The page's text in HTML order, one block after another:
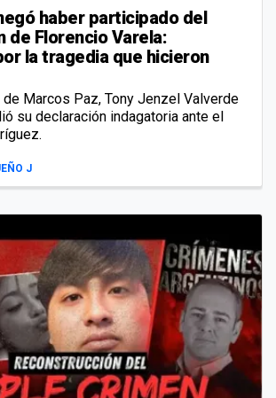
haber participado del
de Florencio Varela:
la tragedia que hicieron
de Marcos Paz, Tony Jenzel Valverde
su declaración indagatoria ante el
J